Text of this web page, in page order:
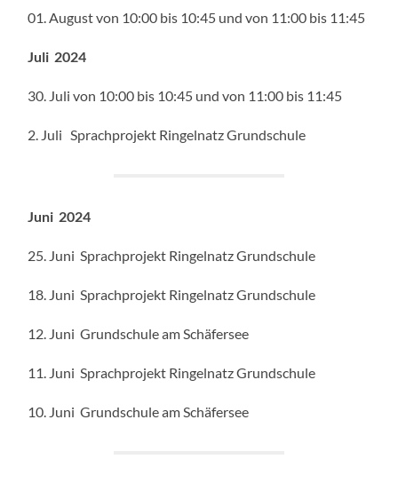
01. August von 10:00 bis 10:45 und von 11:00 bis 11:45
Juli 2024
30. Juli von 10:00 bis 10:45 und von 11:00 bis 11:45
2. Juli Sprachprojekt Ringelnatz Grundschule
Juni 2024
25. Juni Sprachprojekt Ringelnatz Grundschule
18. Juni Sprachprojekt Ringelnatz Grundschule
12. Juni Grundschule am Schäfersee
11. Juni Sprachprojekt Ringelnatz Grundschule
10. Juni Grundschule am Schäfersee